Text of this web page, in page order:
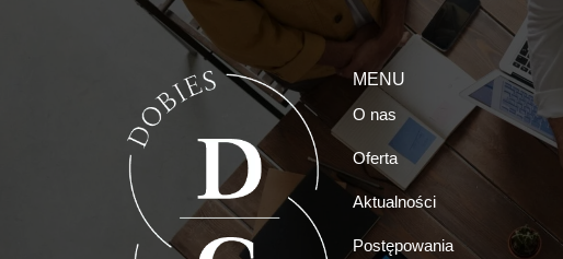
MENU
O nas
Oferta
Aktualności
Postępowania